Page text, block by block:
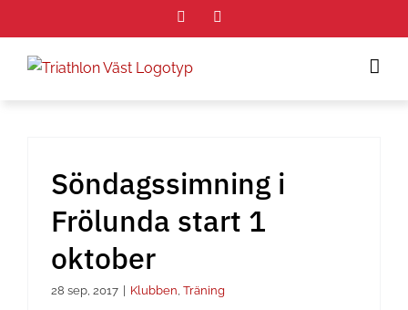
till
innehållet
Facebook
Söndagssimning i
Frölunda start 1
oktober
28 sep, 2017 Klubben, Träning